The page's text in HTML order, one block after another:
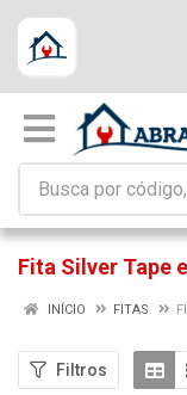
Fita Silver Tape
INÍCIO FITAS
Filtros